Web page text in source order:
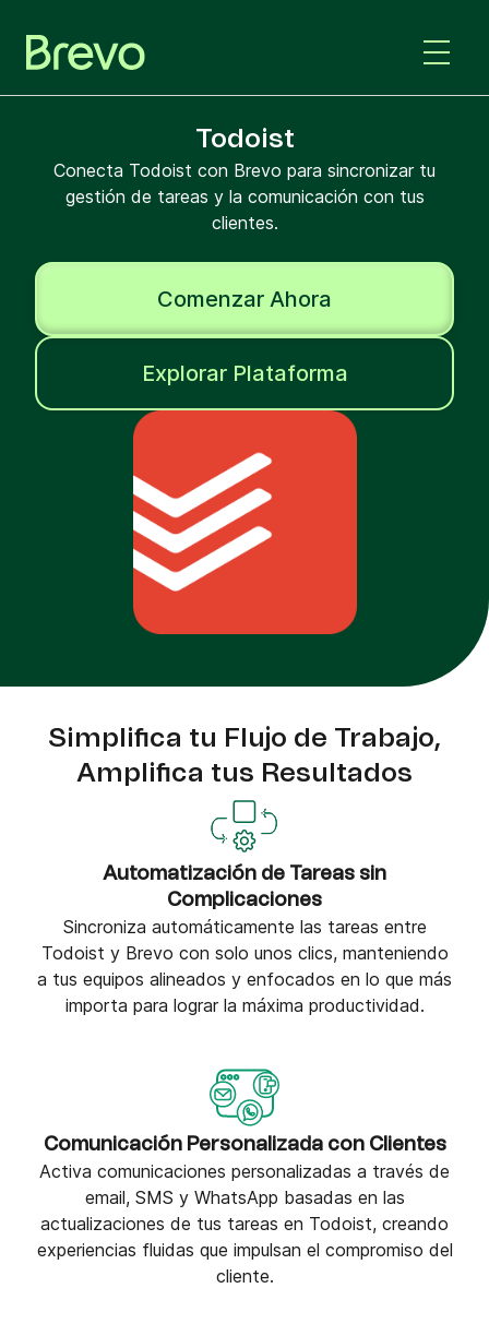
Todoist
Conecta Todoist con Brevo para sincronizar tu
gestión de tareas y la comunicación con tus
clientes.
Comenzar Ahora
Explorar Plataforma
Simplifica tu Flujo de Trabajo,
Amplifica tus Resultados
Automatización de Tareas sin
Complicaciones
Sincroniza automáticamente las tareas entre
Todoist y Brevo con solo unos clics, manteniendo
a tus equipos alineados y enfocados en lo que más
importa para lograr la máxima productividad.
Comunicación Personalizada con Clientes
Activa comunicaciones personalizadas a través de
email, SMS y WhatsApp basadas en las
actualizaciones de tus tareas en Todoist, creando
experiencias fluidas que impulsan el compromiso del
cliente.